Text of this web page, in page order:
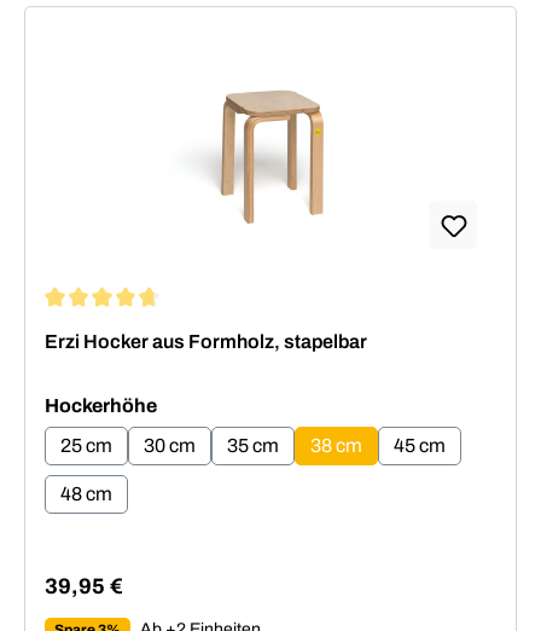
Erzi Hocker aus Formholz, stapelbar
Hockerhöheauswählen
25 cm
30 cm 35 cm 38 cm 45 cm
48 cm
Regulärer Preis:
39,95 €